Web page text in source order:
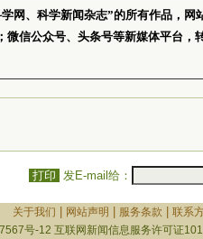
网、科学新闻杂志”的所有作品，网
信公众号、头条号等新媒体平台，
打印 发E-mail给：
关于我们 网站声明 服务条款 联系
号-12 互联网新闻信息服务许可证